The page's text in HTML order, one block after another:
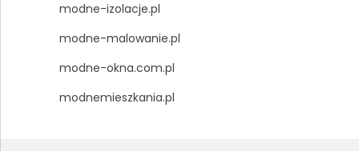
modne-izolacje.pl
modne-malowanie.pl
modne-okna.com.pl
modnemieszkania.pl